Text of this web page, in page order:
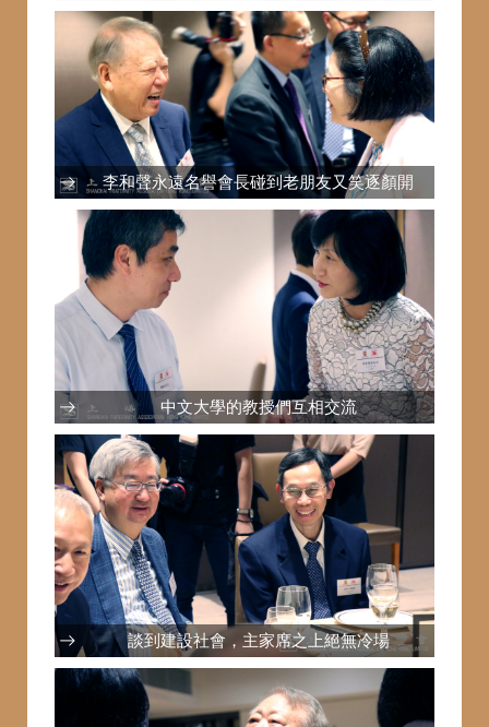
李和聲永遠名譽會長碰到老朋友又笑逐顏開
中文大學的教授們互相交流
談到建設社會，主家席之上絕無冷場